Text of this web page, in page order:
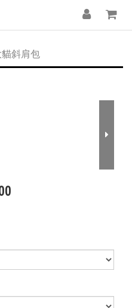
貓斜肩包